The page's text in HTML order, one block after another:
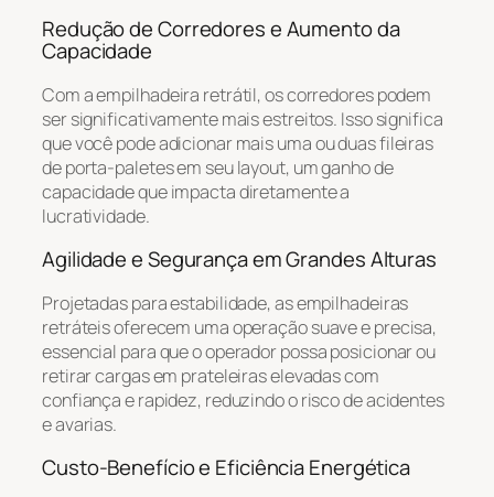
Redução de Corredores e Aumento da
Capacidade
Com a empilhadeira retrátil, os corredores podem
ser significativamente mais estreitos. Isso significa
que você pode adicionar mais uma ou duas fileiras
de porta-paletes em seu layout, um ganho de
capacidade que impacta diretamente a
lucratividade.
Agilidade e Segurança em Grandes Alturas
Projetadas para estabilidade, as empilhadeiras
retráteis oferecem uma operação suave e precisa,
essencial para que o operador possa posicionar ou
retirar cargas em prateleiras elevadas com
confiança e rapidez, reduzindo o risco de acidentes
e avarias.
Custo-Benefício e Eficiência Energética